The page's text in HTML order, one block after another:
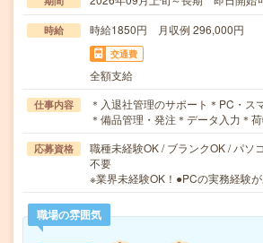
時給 時給1850円 月収例 296,000円
交通費
全額支給
仕事内容
＊入退社管理のサポート＊PC・ス
＊備品管理・発注＊データ入力＊
応募資格
職種未経験OK / ブランクOK / パソ
不要
※業界未経験OK！●PCの実務経験
職場の雰囲気